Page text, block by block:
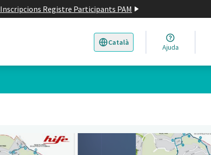
Inscripcions Registre Participants PAM
Català
Triar la llengua Elegir el idioma
Ajuda